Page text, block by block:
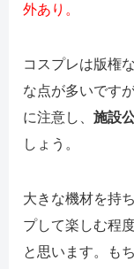
外あり。
コスプレは版権
な点が多いです
に注意し、 施設
しょう。
大きな機材を持
プして楽しむ程
と思います。も